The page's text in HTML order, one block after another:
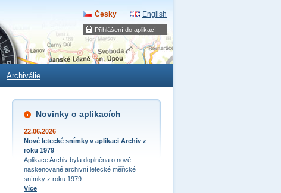
Přihlášení do aplikací
Česky English
Archiválie
Novinky o aplikacích
22.06.2026
Nové letecké snímky v aplikaci Archiv z
roku 1979
Aplikace Archiv byla doplněna o nově
naskenované archivní letecké měřické
snímky z roku 1979.
Více